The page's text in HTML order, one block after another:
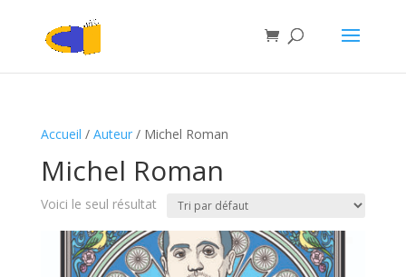
Accueil / Auteur/ Michel Roman
Michel Roman
Voici le seul résultat